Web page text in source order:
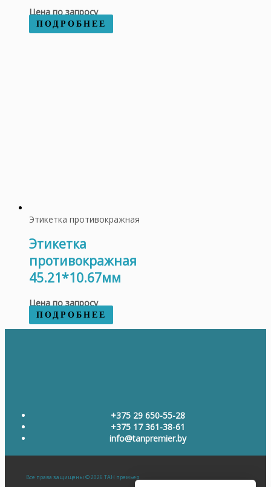
Цена по запросу
ПОДРОБНЕЕ
Этикетка противокражная
Этикетка
противокражная
45.21*10.67мм
Цена по запросу
ПОДРОБНЕЕ
+375 29 650-55-28
+375 17 361-38-61
info@tanpremier.by
Все права защищены © 2026 ТАН премьер